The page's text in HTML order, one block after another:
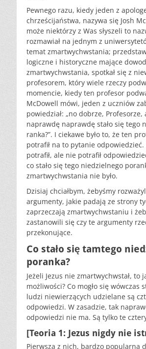
Pewnego razu, kiedy jeden z
chrześcijaństwa, nazywa się Josh
może niektórzy z Was słyszeli to
rozmawiał na jednym z
temat zmartwychwstania;
logiczne i historyczne mające
zmartwychwstania, spotkał się z
profesorem, który wiele rzeczy
momencie, kiedy ten profesor
McDowell mówi, jeden z uczniów
powiedział: „no dobrze, Profesorze,
naprawdę naprawdę stało się tego
ranka?”. I ciekawe było to, że ten
potrafił na to pytanie odpowiedzieć.
potrafił, ale nie potrafił
co stało się tego niedzielnego
zmartwychwstania nie było.
Dzisiaj chciałbym, żebyśmy
argumenty, jakie padają ze strony
zaprzeczają zmartwychwstaniu i
zastanowili się czy te argumenty
przekonujące.
Co stało się tamtego
poranka?
Jeżeli Jezus nie zmartwychwstał, to
możliwości? Co mogło się wówczas
ludzi niewierzących udzielane są
odpowiedzi. W zasadzie, tak
odpowiedzi nie ma. Są tylko te
[Teoria 1: Jezus nigdy nie
Pierwsza z nich, bardzo popularna